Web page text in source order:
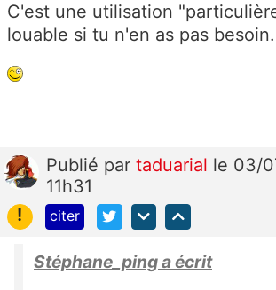
C'est une utilisation
louable si tu n'en as pas besoin.
Publié par taduarial le 03/
11h31
!
citer
Stéphane_ping a écrit